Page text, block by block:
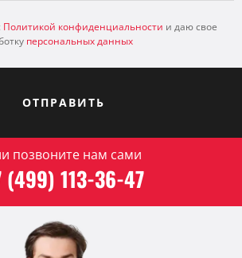
Политикой конфиденциальности и даю свое
персональных данных
ОТПРАВИТЬ
позвоните нам сами
(499) 113-36-47